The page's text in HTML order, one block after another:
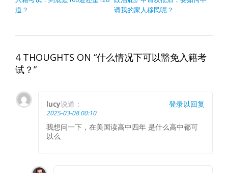
道？
请我的家人移民呢？
4 THOUGHTS ON “什么情况下可以豁免入籍考
试？”
lucy说道：
2025-03-08 00:10
我想问一下，在美国读高中四年 是什么高中都可
以么
登录以回复